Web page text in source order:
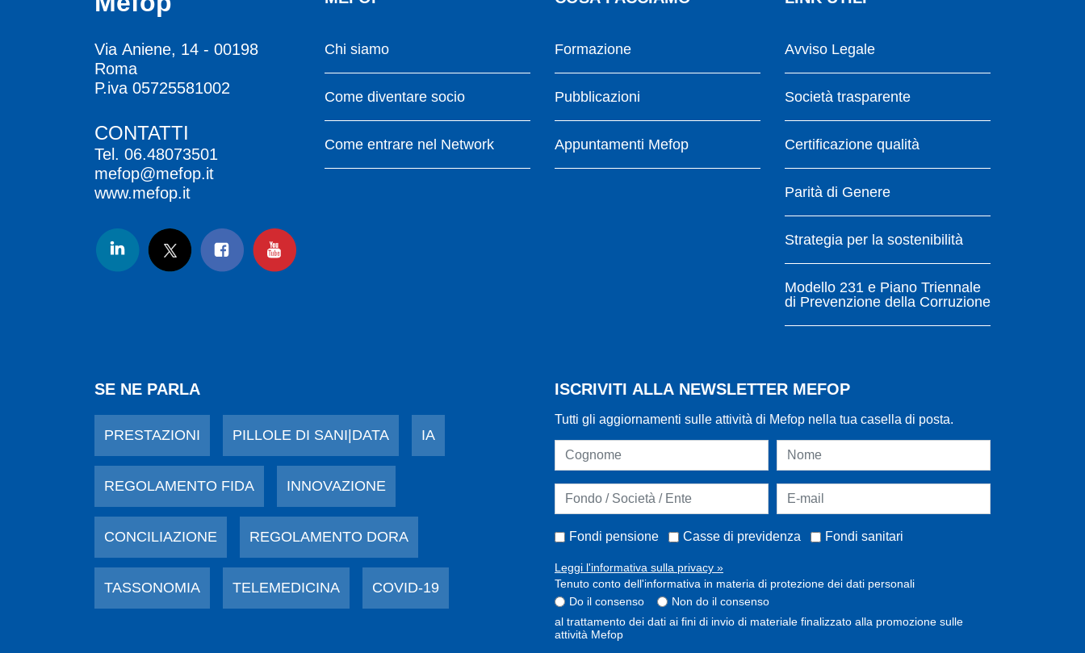
Via Aniene, 14 - 00198
Roma
P.iva 05725581002
CONTATTI
Tel. 06.48073501
mefop@mefop.it
www.mefop.it
Chi siamo
Come diventare socio
Come entrare nel Network
Formazione
Pubblicazioni
Appuntamenti Mefop
Avviso Legale
Società trasparente
Certificazione qualità
Parità di Genere
Strategia per la sostenibilità
Modello 231 e Piano Triennale
di Prevenzione della Corruzione
SE NE PARLA
PRESTAZIONI PILLOLE DI SANI|DATA IA
REGOLAMENTO FIDA INNOVAZIONE
CONCILIAZIONE REGOLAMENTO DORA
TASSONOMIA TELEMEDICINA COVID-19
ISCRIVITI ALLA NEWSLETTER MEFOP
Tutti gli aggiornamenti sulle attività di Mefop nella tua casella di posta.
Fondi pensione Casse di previdenza Fondi sanitari
Leggi l'informativa sulla privacy »
Tenuto conto dell'informativa in materia di protezione dei dati personali
Do il consenso
Non do il consenso
al trattamento dei dati ai fini di invio di materiale finalizzato alla promozione sulle
attività Mefop